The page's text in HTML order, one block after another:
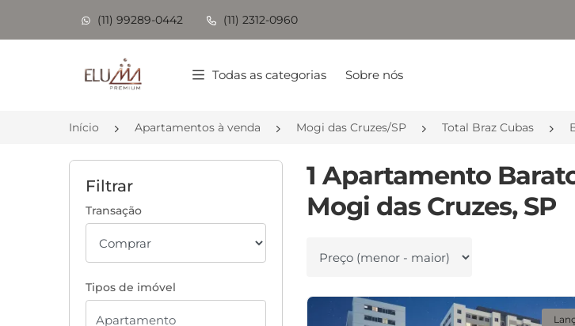
(11) 99289-0442 (11) 2312-0960
Página inicial
Todas as categorias Sobre nós
Início Apartamentos à venda Mogi das Cruzes/SP Total Braz Cubas
Filtrar
Transação
Tipos de imóvel
1 Apartamento
Mogi das Cruzes, SP
Ordenar por